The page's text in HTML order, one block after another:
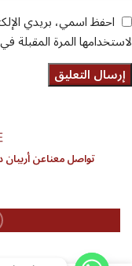
احفظ اسمي، بريدي
لاستخدامها المرة المقبلة
تواصل معناعن